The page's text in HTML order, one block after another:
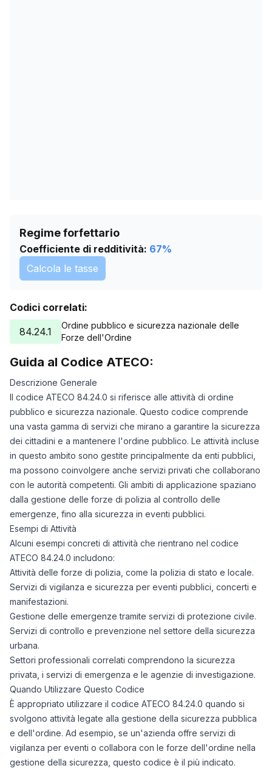
Regime forfettario
Coefficiente di redditività: 67%
Calcola le tasse
Codici correlati:
84.24.1
Ordine pubblico e sicurezza nazionale delle
Forze dell'Ordine
Guida al Codice ATECO:
Descrizione Generale
Il codice ATECO 84.24.0 si riferisce alle attività di ordine
pubblico e sicurezza nazionale. Questo codice comprende
una vasta gamma di servizi che mirano a garantire la sicurezza
dei cittadini e a mantenere l'ordine pubblico. Le attività incluse
in questo ambito sono gestite principalmente da enti pubblici,
ma possono coinvolgere anche servizi privati che collaborano
con le autorità competenti. Gli ambiti di applicazione spaziano
dalla gestione delle forze di polizia al controllo delle
emergenze, fino alla sicurezza in eventi pubblici.
Esempi di Attività
Alcuni esempi concreti di attività che rientrano nel codice
ATECO 84.24.0 includono:
Attività delle forze di polizia, come la polizia di stato e locale.
Servizi di vigilanza e sicurezza per eventi pubblici, concerti e
manifestazioni.
Gestione delle emergenze tramite servizi di protezione civile.
Servizi di controllo e prevenzione nel settore della sicurezza
urbana.
Settori professionali correlati comprendono la sicurezza
privata, i servizi di emergenza e le agenzie di investigazione.
Quando Utilizzare Questo Codice
È appropriato utilizzare il codice ATECO 84.24.0 quando si
svolgono attività legate alla gestione della sicurezza pubblica
e dell'ordine. Ad esempio, se un'azienda offre servizi di
vigilanza per eventi o collabora con le forze dell'ordine nella
gestione della sicurezza, questo codice è il più indicato.